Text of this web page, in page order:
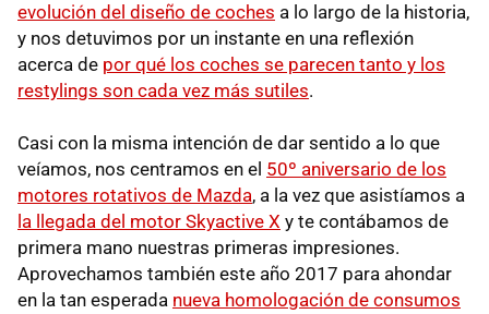
evolución del diseño de coches a lo largo de la historia,
y nos detuvimos por un instante en una reflexión
acerca de por qué los coches se parecen tanto y los
restylings son cada vez más sutiles.
Casi con la misma intención de dar sentido a lo que
veíamos, nos centramos en el 50º aniversario de los
motores rotativos de Mazda, a la vez que asistíamos a
la llegada del motor Skyactive X y te contábamos de
primera mano nuestras primeras impresiones.
Aprovechamos también este año 2017 para ahondar
en la tan esperada nueva homologación de consumos